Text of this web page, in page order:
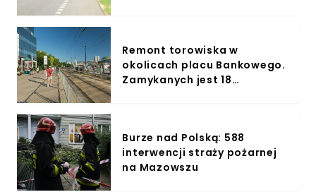
Remont torowiska w
okolicach placu Bankowego.
Zamykanych jest 18
Burze nad Polską: 588
interwencji straży pożarnej
na Mazowszu